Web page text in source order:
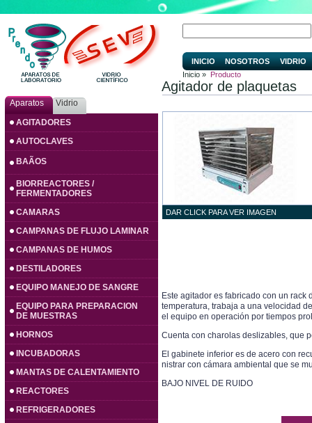
Aparatos
Vidrio
AGITADORES
AUTOCLAVES
BAÃOS
BIORREACTORES /
FERMENTADORES
CAMARAS
CAMPANAS DE FLUJO LAMINAR
CAMPANAS DE HUMOS
DESTILADORES
EQUIPO MANEJO DE SANGRE
EQUIPO PARA PREPARACION
DE MUESTRAS
HORNOS
INCUBADORAS
MANTAS DE CALENTAMIENTO
REACTORES
REFRIGERADORES
INICIO NOSOTROS
VIDRIO
Inicio » Producto
Agitador de plaquetas
DAR CLICK PARA VER IMAGEN
Este agitador es fabricado con un
temperatura, trabaja a una velocidad
el equipo en operación por tiempos
Cuenta con charolas deslizables, que
El gabinete inferior es de acero con
nistrar con cámara ambiental que se
BAJO NIVEL DE RUIDO